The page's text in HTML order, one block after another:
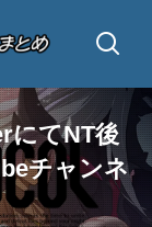
にてNT後
チャンネ